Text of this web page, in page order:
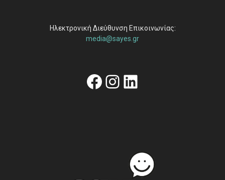
Ηλεκτρονική Διεύθυνση Επικοινωνίας:
media@sayes.gr
Facebook
Instagram
Linkedin